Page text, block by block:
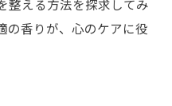
整える方法を探求してみ
の香りが、心のケアに役